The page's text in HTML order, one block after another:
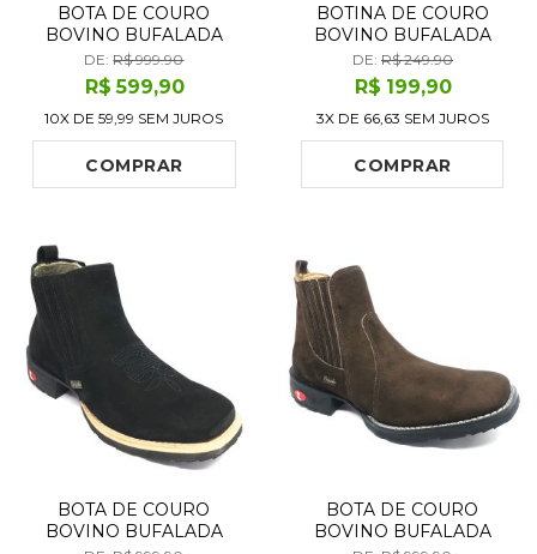
BOTA DE COURO
BOVINO BUFALADA
CARAMELO BURNED -
CANO CURTO, BICO
QUADRADO, SOLADO
FLEX COMFORT
DE:R$ 999.90
R$ 599,90
10X DE59,99 SEM JUROS
COMPRAR
BOTINA DE COURO
BOVINO BUFALADA
CARAMELO BURNED -
CANO CURTO, BICO
QUADRADO
DE: R$ 249.90
R$ 199,90
3X DE 66,63 SEM JUROS
COMPRAR
BOTA DE COURO
BOVINO BUFALADA
BOTA DE COURO
BOVINO BUFALADA